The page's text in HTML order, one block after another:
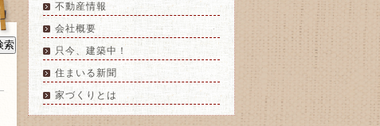
不動産情報
会社概要
只今、建築中！
住まいる新聞
家づくりとは